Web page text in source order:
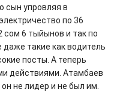
сын упровляя в
по 36
сом 6 тыйынов и так по
такие как водитель
посты. А теперь
действиями. Атамбаев
не лидер и не был им.